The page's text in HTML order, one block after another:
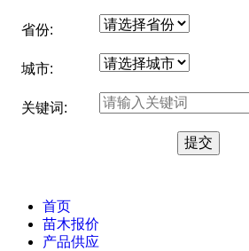
省份:
城市:
关键词:
首页
苗木报价
产品供应